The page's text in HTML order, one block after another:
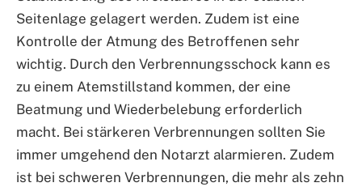
Seitenlage gelagert werden. Zudem ist eine
Kontrolle der Atmung des Betroffenen sehr
wichtig. Durch den Verbrennungsschock kann es
zu einem Atemstillstand kommen, der eine
Beatmung und Wiederbelebung erforderlich
macht. Bei stärkeren Verbrennungen sollten Sie
immer umgehend den Notarzt alarmieren. Zudem
ist bei schweren Verbrennungen, die mehr als zehn